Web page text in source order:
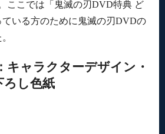
ここでは「鬼滅の刃DVD特典 ど
いる方のために鬼滅の刃DVDの
キャラクターデザイン・
ろし色紙